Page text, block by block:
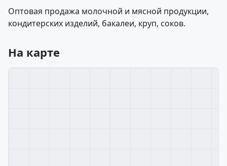
Оптовая продажа молочной и мясной продукции,
кондитерских изделий, бакалеи, круп, соков.
На карте